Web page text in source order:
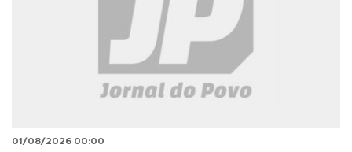
01/08/2026 00:00